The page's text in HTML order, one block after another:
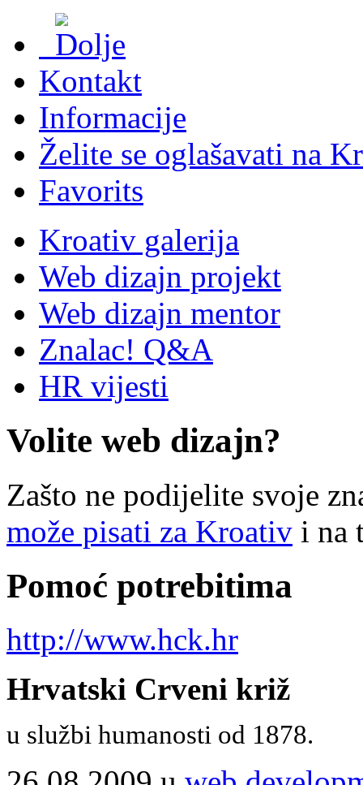
Kontakt
Informacije
Želite se oglašavati na
Favorits
Kroativ galerija
Web dizajn projekt
Web dizajn mentor
Znalac! Q&A
HR vijesti
Volite web dizajn?
Zašto ne podijelite svoje
može pisati za Kroativ i na
Pomoć potrebitima
http://www.hck.hr
Hrvatski Crveni križ
u službi humanosti od 1878.